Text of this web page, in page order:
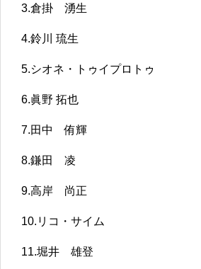
3.倉掛 湧生
4.鈴川 琉生
5.シオネ・トゥイプロトゥ
6.眞野 拓也
7.田中 侑輝
8.鎌田 凌
9.高岸 尚正
10.リコ・サイム
11.堀井 雄登